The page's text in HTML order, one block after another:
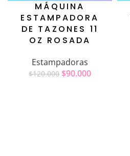
MÁQUINA
ESTAMPADORA
DE TAZONES 11
OZ ROSADA
Estampadoras
$120.000 $90.000